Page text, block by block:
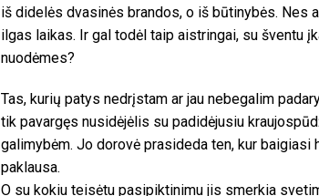
iš didelės dvasinės brandos, o iš būtinybės. Nes
ilgas laikas. Ir gal todėl taip aistringai, su šventu
nuodėmes?
Tas, kurių patys nedrįstam ar jau nebegalim
tik pavargęs nusidėjėlis su padidėjusiu
galimybėm. Jo dorovė prasideda ten, kur baigiasi
paklausa.
O su kokiu teisėtu pasipiktinimu jis smerkia